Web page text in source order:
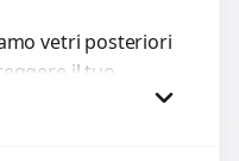
vetri posteriori
il tuo
l’estetica
di alta